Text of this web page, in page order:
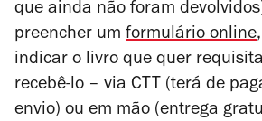
que ainda não foram
preencher um formulário online
indicar o livro que quer
recebê-lo – via CTT (terá de
envio) ou em mão (entrega